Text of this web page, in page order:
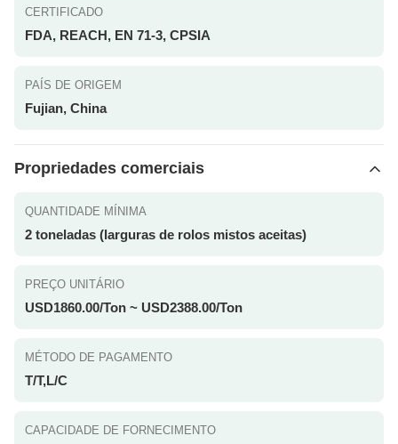
CERTIFICADO
FDA, REACH, EN 71-3, CPSIA
PAÍS DE ORIGEM
Fujian, China
Propriedades comerciais
QUANTIDADE MÍNIMA
2 toneladas (larguras de rolos mistos aceitas)
PREÇO UNITÁRIO
USD1860.00/Ton ~ USD2388.00/Ton
MÉTODO DE PAGAMENTO
T/T,L/C
CAPACIDADE DE FORNECIMENTO